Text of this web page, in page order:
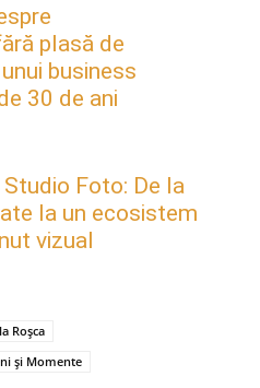
plasă de
business
30 de ani
Studio Foto: De la
la un ecosistem
vizual
Roșca
și Momente